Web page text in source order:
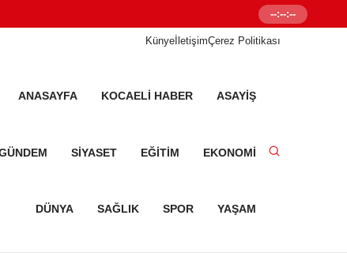
Senetleal.com
--:--:--
KünyeİletişimÇerez Politikası
ANASAYFA KOCAELI HABER ASAYIŞ
SIYASET EĞITIM EKONOMI
DÜNYA SAĞLIK SPOR YAŞAM